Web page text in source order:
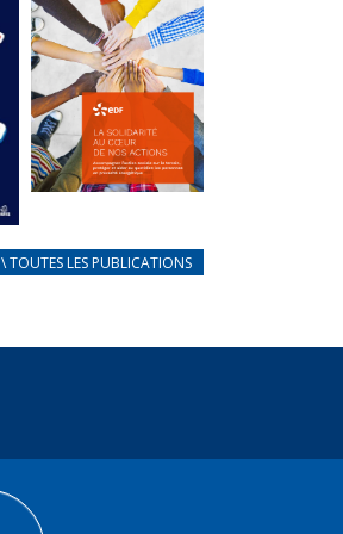
des conflits
d’intérêts
18 septembre 2023
FEUILLETER
au coeur de
nos actions
\ TOUTES LES PUBLICATIONS